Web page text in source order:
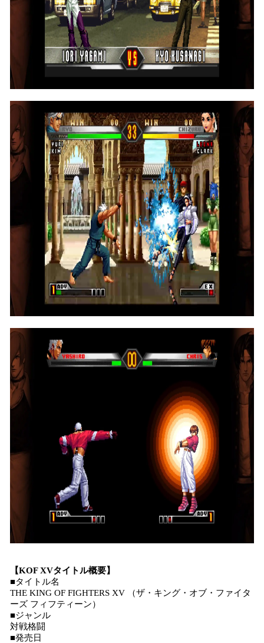
【KOF XVタイトル概要】
■タイトル名
THE KING OF FIGHTERS XV （ザ・キング・オブ・ファイタ
ーズ フィフティーン）
■ジャンル
対戦格闘
■発売日